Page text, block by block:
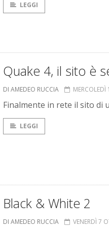
LEGGI
Quake 4, il sito è
DI AMEDEO RUCCIA
Finalmente in rete il sito di
LEGGI
Black & White 2
DI AMEDEO RUCCIA VENERDÌ 7